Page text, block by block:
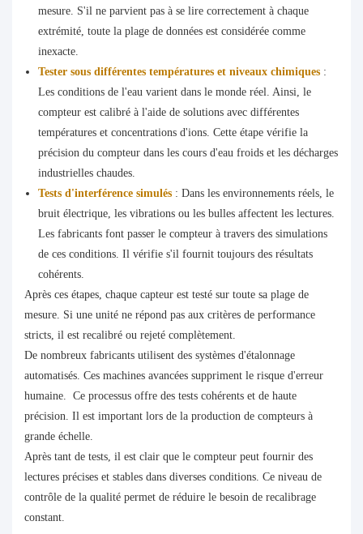
mesure. S'il ne parvient pas à se lire correctement à chaque
extrémité, toute la plage de données est considérée comme
inexacte.
Tester sous différentes températures et niveaux chimiques :
Les conditions de l'eau varient dans le monde réel. Ainsi, le
compteur est calibré à l'aide de solutions avec différentes
températures et concentrations d'ions. Cette étape vérifie la
précision du compteur dans les cours d'eau froids et les décharges
industrielles chaudes.
Tests d'interférence simulés : Dans les environnements réels, le
bruit électrique, les vibrations ou les bulles affectent les lectures.
Les fabricants font passer le compteur à travers des simulations
de ces conditions. Il vérifie s'il fournit toujours des résultats
cohérents.
Après ces étapes, chaque capteur est testé sur toute sa plage de
mesure. Si une unité ne répond pas aux critères de performance
stricts, il est recalibré ou rejeté complètement.
De nombreux fabricants utilisent des systèmes d'étalonnage
automatisés. Ces machines avancées suppriment le risque d'erreur
humaine. Ce processus offre des tests cohérents et de haute
précision. Il est important lors de la production de compteurs à
grande échelle.
Après tant de tests, il est clair que le compteur peut fournir des
lectures précises et stables dans diverses conditions. Ce niveau de
contrôle de la qualité permet de réduire le besoin de recalibrage
constant.